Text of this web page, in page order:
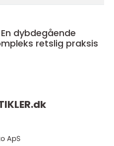
dybdegående
retslig praksis
dk